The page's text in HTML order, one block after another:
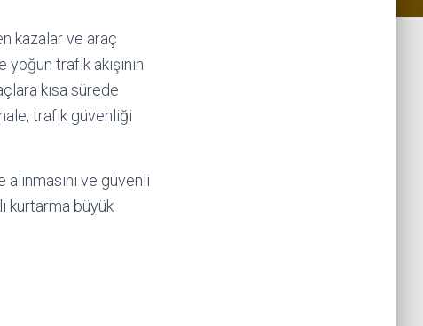
kazalar ve araç
trafik akışının
kısa sürede
trafik güvenliği
ve güvenli
kurtarma büyük